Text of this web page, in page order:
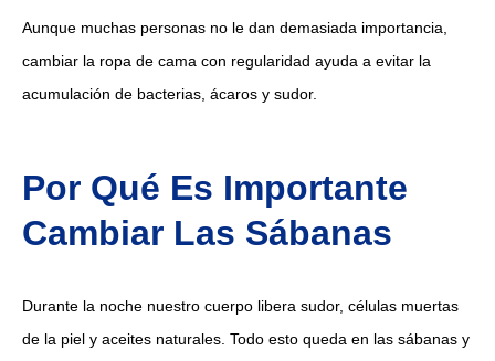
Aunque muchas personas no le dan demasiada importancia,
cambiar la ropa de cama con regularidad ayuda a evitar la
acumulación de bacterias, ácaros y sudor.
Por Qué Es Importante
Cambiar Las Sábanas
Durante la noche nuestro cuerpo libera sudor, células muertas
de la piel y aceites naturales. Todo esto queda en las sábanas y